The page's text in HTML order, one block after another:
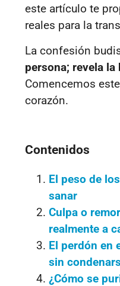
este artículo te
reales para la
La confesión
persona; revela
Comencemos
corazón.
Contenidos
El peso de
sanar
Culpa o
realmente a
El perdón en
sin
¿Cómo se